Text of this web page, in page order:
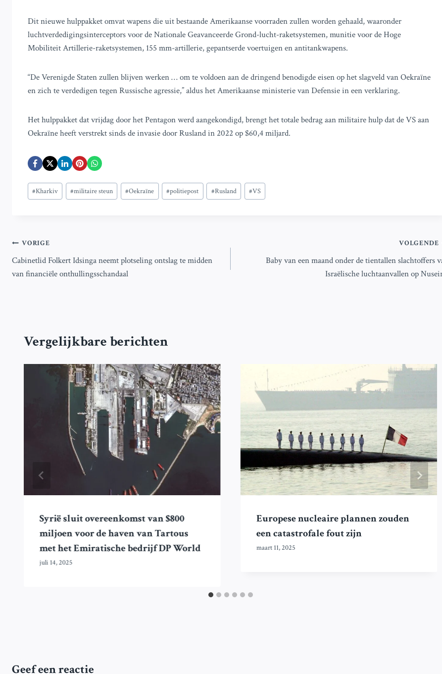
Dit nieuwe hulppakket omvat wapens die uit bestaande Amerikaanse voorraden zullen worden gehaald, waaronder
luchtverdedigingsinterceptors voor de Nationale Geavanceerde Grond-lucht-raketsystemen, munitie voor de Hoge
Mobiliteit Artillerie-raketsystemen, 155 mm-artillerie, gepantserde voertuigen en antitankwapens.
“De Verenigde Staten zullen blijven werken … om te voldoen aan de dringend benodigde eisen op het slagveld van Oekraïne
en zich te verdedigen tegen Russische agressie,” aldus het Amerikaanse ministerie van Defensie in een verklaring.
Het hulppakket dat vrijdag door het Pentagon werd aangekondigd, brengt het totale bedrag aan militaire hulp dat de VS aan
Oekraïne heeft verstrekt sinds de invasie door Rusland in 2022 op $60,4 miljard.
Bericht
tags:
#Kharkiv #militaire steun #Oekraïne #politiepost #Rusland #VS
Bericht
navigatie
VORIGE
Cabinetlid Folkert Idsinga neemt plotseling ontslag te midden
van financiële onthullingsschandaal
VOLGENDE
Baby van een maand onder de tientallen slachtoffers
Israëlische luchtaanvallen op
Vergelijkbare berichten
Syrië sluit overeenkomst van $800
miljoen voor de haven van Tartous
met het Emiratische bedrijf DP World
juli 14, 2025
Europese nucleaire plannen zouden
een catastrofale fout zijn
maart 11, 2025
Geef een reactie